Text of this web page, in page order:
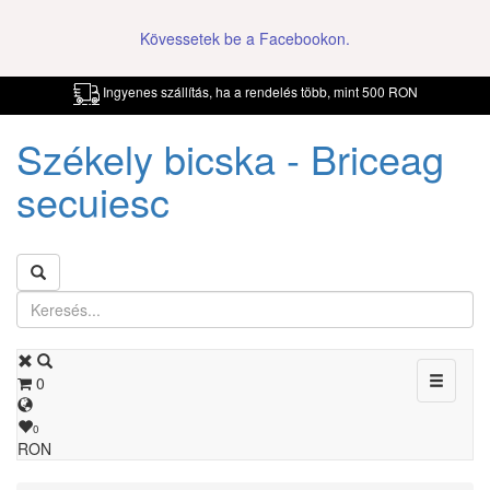
Kövessetek be a Facebookon.
Ingyenes szállítás, ha a rendelés több, mint 500 RON
Székely bicska - Briceag
secuiesc
Toggle
0
0
RON